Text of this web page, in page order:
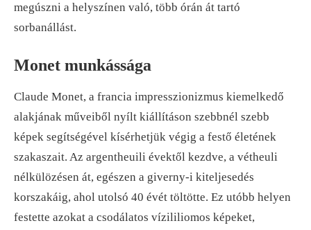
megúszni a helyszínen való, több órán át tartó
sorbanállást.
Monet munkássága
Claude Monet, a francia impresszionizmus kiemelkedő
alakjának műveiből nyílt kiállításon szebbnél szebb
képek segítségével kísérhetjük végig a festő életének
szakaszait. Az argentheuili évektől kezdve, a vétheuli
nélkülözésen át, egészen a giverny-i kiteljesedés
korszakáig, ahol utolsó 40 évét töltötte. Ez utóbb helyen
festette azokat a csodálatos vízililiomos képeket,